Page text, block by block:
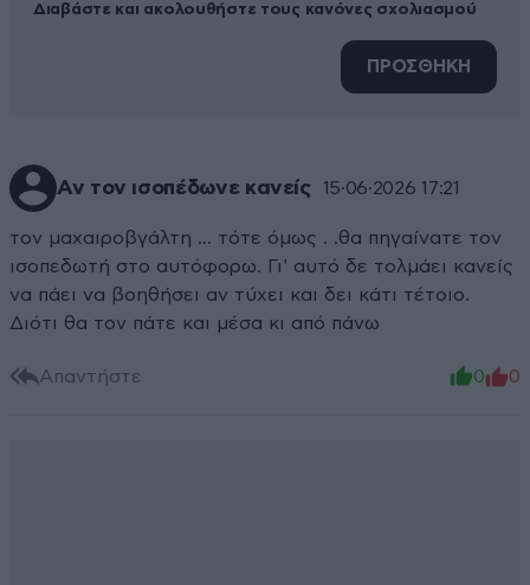
Διαβάστε και ακολουθήστε τους κανόνες σχολιασμού
ΠΡΟΣΘΗΚΗ
Αν τον ισοπέδωνε κανείς 15·06·2026 17:21
τον μαχαιροβγάλτη ... τότε όμως . .θα πηγαίνατε τον
ισοπεδωτή στο αυτόφορω. Γι' αυτό δε τολμάει κανείς
να πάει να βοηθήσει αν τύχει και δει κάτι τέτοιο.
Διότι θα τον πάτε και μέσα κι από πάνω
Απαντήστε 0 0